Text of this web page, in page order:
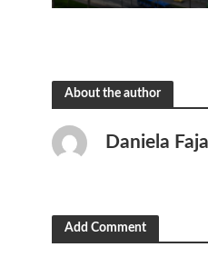
About the author
Daniela
Add Comment